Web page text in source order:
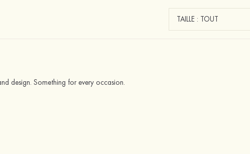
design. Something for every occasion.